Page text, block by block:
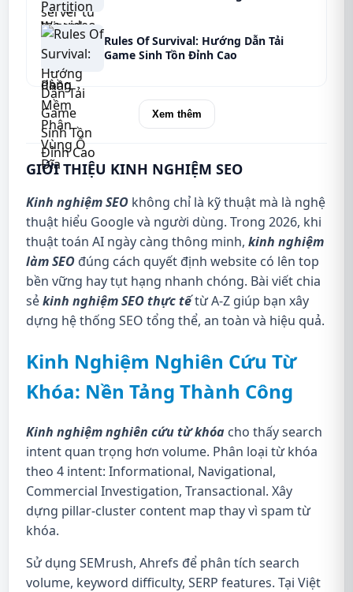
Rules Of Survival: Hướng Dẫn Tải
Game Sinh Tồn Đỉnh Cao
Xem thêm
GIỚI THIỆU KINH NGHIỆM SEO
Kinh nghiệm SEO không chỉ là kỹ thuật mà là nghệ
thuật hiểu Google và người dùng. Trong 2026, khi
thuật toán AI ngày càng thông minh, kinh nghiệm
làm SEO đúng cách quyết định website có lên top
bền vững hay tụt hạng nhanh chóng. Bài viết chia
sẻkinh nghiệm SEO thực tếtừ A-Z giúp bạn xây
dựng hệ thống SEO tổng thể, an toàn và hiệu quả.
Kinh Nghiệm Nghiên Cứu Từ
Khóa: Nền Tảng Thành Công
Kinh nghiệm nghiên cứu từ khóa cho thấy search
intent quan trọng hơn volume. Phân loại từ khóa
theo 4 intent: Informational, Navigational,
Commercial Investigation, Transactional. Xây
dựng pillar-cluster content map thay vì spam từ
khóa.
Sử dụng SEMrush, Ahrefs để phân tích search
volume, keyword difficulty, SERP features. Tại Việt